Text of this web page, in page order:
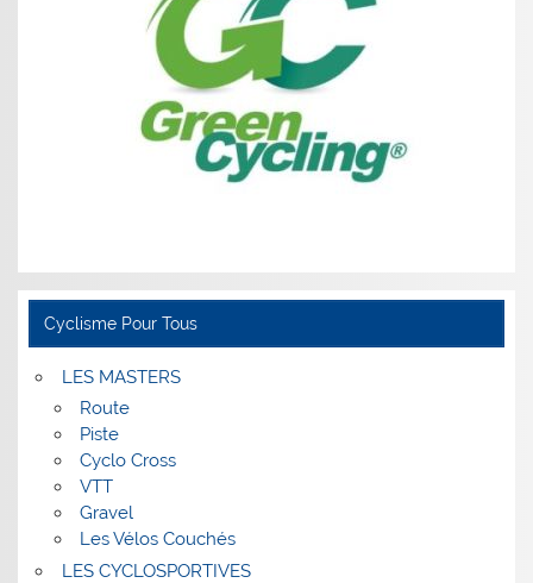
Cyclisme Pour Tous
LES MASTERS
Route
Piste
Cyclo Cross
VTT
Gravel
Les Vélos Couchés
LES CYCLOSPORTIVES